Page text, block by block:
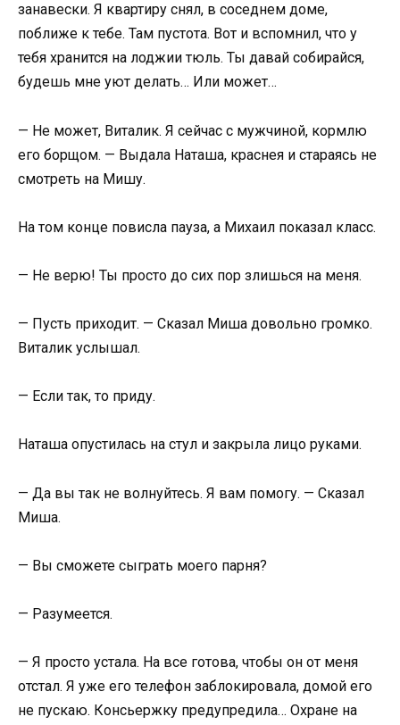
занавески. Я квартиру снял, в соседнем доме,
поближе к тебе. Там пустота. Вот и вспомнил, что у
тебя хранится на лоджии тюль. Ты давай собирайся,
будешь мне уют делать… Или может…
— Не может, Виталик. Я сейчас с мужчиной, кормлю
его борщом. — Выдала Наташа, краснея и стараясь не
смотреть на Мишу.
На том конце повисла пауза, а Михаил показал класс.
— Не верю! Ты просто до сих пор злишься на меня.
— Пусть приходит. — Сказал Миша довольно громко.
Виталик услышал.
— Если так, то приду.
Наташа опустилась на стул и закрыла лицо руками.
— Да вы так не волнуйтесь. Я вам помогу. — Сказал
Миша.
— Вы сможете сыграть моего парня?
— Разумеется.
— Я просто устала. На все готова, чтобы он от меня
отстал. Я уже его телефон заблокировала, домой его
не пускаю. Консьержку предупредила… Охране на